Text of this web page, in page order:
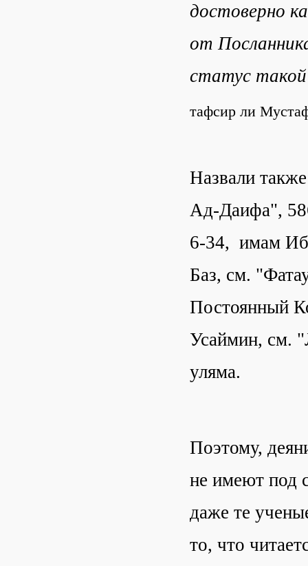
достоверно
от
статус
тафсир ли
Назвали
Ад-Даифа",
6-34, имам
Баз, см.
Постоянный
Усаймин, см.
уляма.
Поэтому,
не имеют под
даже те
то, что